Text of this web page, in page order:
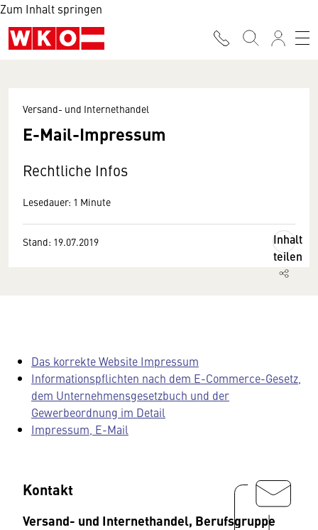
Zum Inhalt springen
Versand- und Internethandel
E-Mail-Impressum
Rechtliche Infos
Lesedauer: 1 Minute
Stand: 19.07.2019
Inhalt
teilen
Das korrekte Website Impressum
Informationspflichten nach dem E-Commerce-Gesetz,
dem Unternehmensgesetzbuch und der
Gewerbeordnung im Detail
Impressum, E-Mail
Kontakt
Versand- und Internethandel, Berufsgruppe